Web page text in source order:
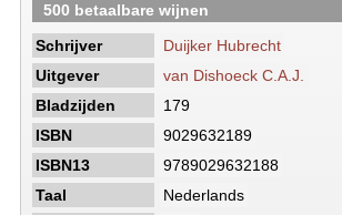
500 betaalbare wijnen
Schrijver
Duijker Hubrecht
Uitgever
van Dishoeck C.A.J.
Bladzijden
179
ISBN
9029632189
ISBN13
9789029632188
Taal
Nederlands